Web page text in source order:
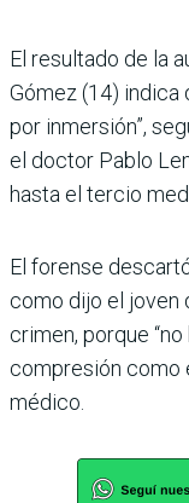
El resultado de la
Gómez (14) indica
por inmersión”,
el doctor Pablo
hasta el tercio
El forense
como dijo el joven
cri­men, porque
compresión como
médico.